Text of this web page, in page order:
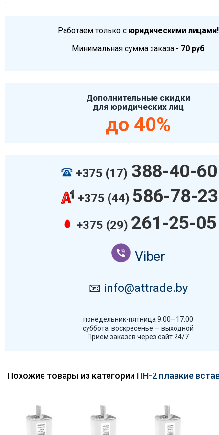
Работаем только с юридическими лицами!
Минимальная сумма заказа - 70 руб
Дополнительные скидки
для юридических лиц
до 40%
+375 (17) 388-40-60
+375 (44) 586-78-23
+375 (29) 261-25-05
Viber
📧 info@attrade.by
понедельник-пятница 9:00—17:00
суббота, воскресенье — выходной
Прием заказов через сайт 24/7
Похожие товары из категории ПН-2 плавкие